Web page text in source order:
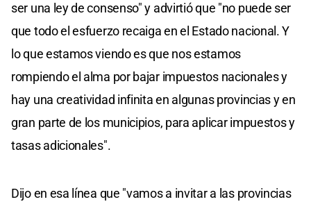
ser una ley de consenso" y advirtió que "no puede ser
que todo el esfuerzo recaiga en el Estado nacional. Y
lo que estamos viendo es que nos estamos
rompiendo el alma por bajar impuestos nacionales y
hay una creatividad infinita en algunas provincias y en
gran parte de los municipios, para aplicar impuestos y
tasas adicionales".
Dijo en esa línea que "vamos a invitar a las provincias